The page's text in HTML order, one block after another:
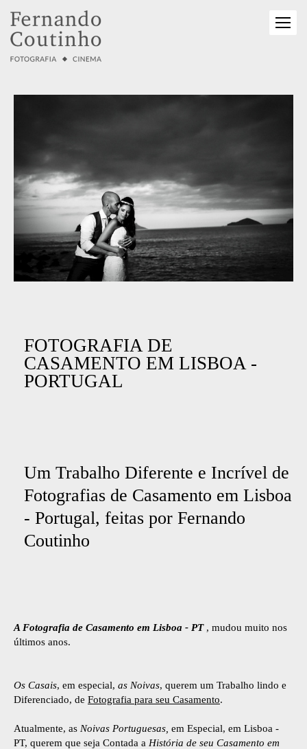
FOTOGRAFIA DE
CASAMENTO EM LISBOA -
PORTUGAL
Um Trabalho Diferente e Incrível de
Fotografias de Casamento em Lisboa
- Portugal, feitas por Fernando
Coutinho
A Fotografia de Casamento em Lisboa - PT , mudou muito nos
últimos anos.
Os Casais, em especial, as Noivas, querem um Trabalho lindo e
Diferenciado, de Fotografia para seu Casamento.
Atualmente, as Noivas Portuguesas, em Especial, em Lisboa -
PT, querem que seja Contada a História de seu Casamento em